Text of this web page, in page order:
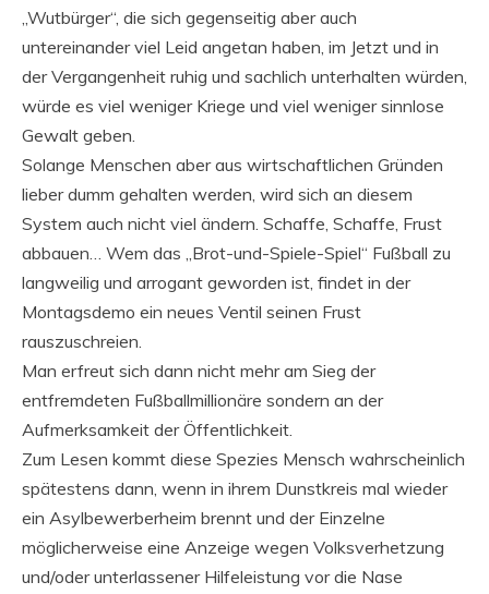
„Wutbürger“, die sich gegenseitig aber auch
untereinander viel Leid angetan haben, im Jetzt und in
der Vergangenheit ruhig und sachlich unterhalten würden,
würde es viel weniger Kriege und viel weniger sinnlose
Gewalt geben.
Solange Menschen aber aus wirtschaftlichen Gründen
lieber dumm gehalten werden, wird sich an diesem
System auch nicht viel ändern. Schaffe, Schaffe, Frust
abbauen… Wem das „Brot-und-Spiele-Spiel“ Fußball zu
langweilig und arrogant geworden ist, findet in der
Montagsdemo ein neues Ventil seinen Frust
rauszuschreien.
Man erfreut sich dann nicht mehr am Sieg der
entfremdeten Fußballmillionäre sondern an der
Aufmerksamkeit der Öffentlichkeit.
Zum Lesen kommt diese Spezies Mensch wahrscheinlich
spätestens dann, wenn in ihrem Dunstkreis mal wieder
ein Asylbewerberheim brennt und der Einzelne
möglicherweise eine Anzeige wegen Volksverhetzung
und/oder unterlassener Hilfeleistung vor die Nase